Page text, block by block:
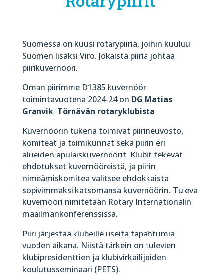
Suomessa on kuusi rotarypiiriä, joihin kuuluu
Suomen lisäksi Viro. Jokaista piiriä johtaa
piirikuvernööri.
Oman piirimme D1385 kuvernööri
toimintavuotena 2024-24 on DG Matias
Granvik Törnävän rotaryklubista
Kuvernöörin tukena toimivat piirineuvosto,
komiteat ja toimikunnat sekä piirin eri
alueiden apulaiskuvernöörit. Klubit tekevät
ehdotukset kuvernööreistä, ja piirin
nimeämiskomitea valitsee ehdokkaista
sopivimmaksi katsomansa kuvernöörin. Tuleva
kuvernööri nimitetään Rotary Internationalin
maailmankonferenssissa.
Piiri järjestää klubeille useita tapahtumia
vuoden aikana. Niistä tärkein on tulevien
klubipresidenttien ja klubivirkailijoiden
koulutusseminaari (PETS).